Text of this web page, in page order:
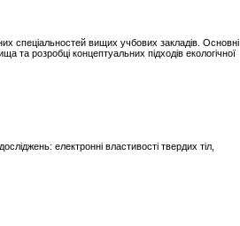
спеціальностей вищих учбових закладів. Основні
та розробці концептуальних підходів екологічної
електронні властивості твердих тіл,